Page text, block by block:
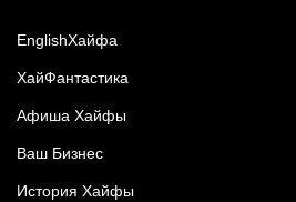
EnglishХайфа
XайФантастика
Афиша Хайфы
Ваш Бизнес
История Хайфы